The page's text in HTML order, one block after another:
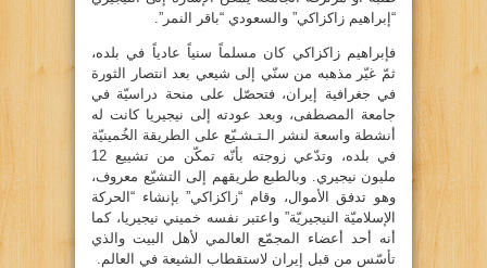
“إبراهيم زاكزاكي” والسعودي “باقر النمر”.
فإبراهيم زاكزاكي كان مسلماً سنياً عادياً في بلده،
ثمّ غيّر مذهبه من سنّي إلى شيعي بعد انتصار الثورة
في جغرافية إيران، فتحصّل على منحة دراسيّة في
جامعة المصطفى، وبعد عودته إلى نيجيريا كانت له
أنشطة واسعة لنشر الـتـشـيّع على الطريقة الخُمينيّة
في بلده، وتدّعي زوجته بأنّه تمكّن من تشييع 12
مليون نيجيري. وبالطبع طريقهم إلى التشيّع معروف،
وهو تدفق الأموال، وقام “زاكزاكي” بإنشاء “الحركة
الإسلاميّة النيجيريّة” واعتبر نفسه خميني نيجيريا، كما
أنه أحد أعضاء المجمّع العالمي لأهل البيت والذي
تأسّس من قبل إيران لاستقطاب الشيعة في العالم.